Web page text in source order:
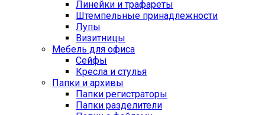
Линейки и трафареты
Штемпельные принадлежности
Лупы
Визитницы
Мебель для офиса
Сейфы
Кресла и стулья
Папки и архивы
Папки регистраторы
Папки разделители